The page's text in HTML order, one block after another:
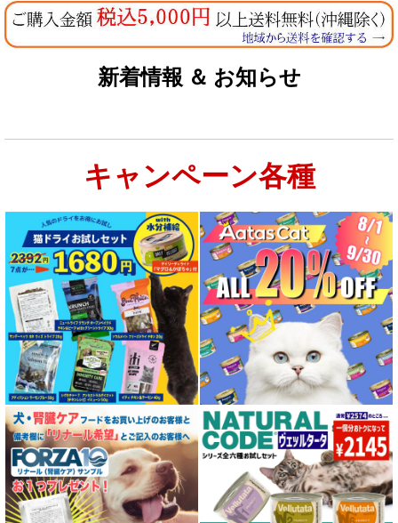
新着情報 ＆ お知らせ
キャンペーン各種